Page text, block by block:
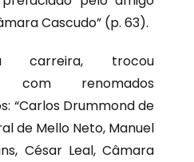
Cascudo” (p. 63).
trocou
com renomados
“Carlos Drummond de
de Mello Neto, Manuel
César Leal, Câmara